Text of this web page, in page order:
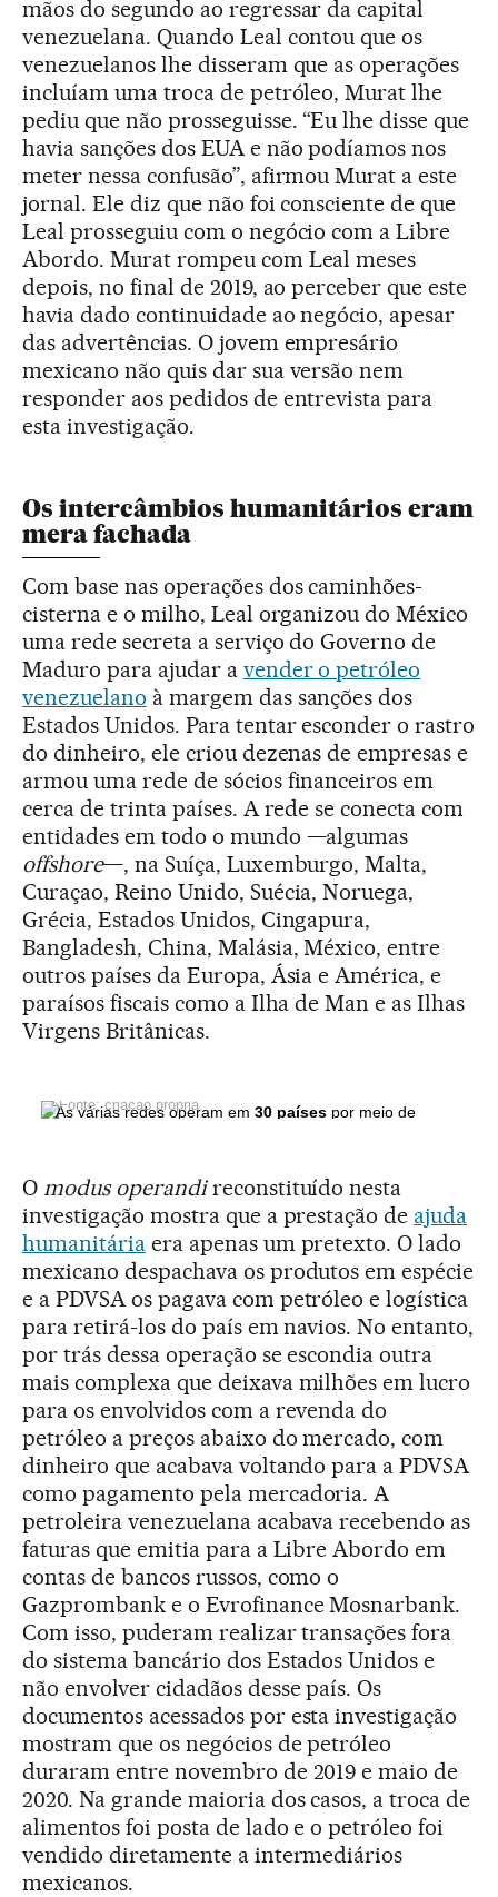
mãos do segundo ao regressar da capital
venezuelana. Quando Leal contou que os
venezuelanos lhe disseram que as operações
incluíam uma troca de petróleo, Murat lhe
pediu que não prosseguisse. “Eu lhe disse que
havia sanções dos EUA e não podíamos nos
meter nessa confusão”, afirmou Murat a este
jornal. Ele diz que não foi consciente de que
Leal prosseguiu com o negócio com a Libre
Abordo. Murat rompeu com Leal meses
depois, no final de 2019, ao perceber que este
havia dado continuidade ao negócio, apesar
das advertências. O jovem empresário
mexicano não quis dar sua versão nem
responder aos pedidos de entrevista para
esta investigação.
Os intercâmbios humanitários eram
mera fachada
Com base nas operações dos caminhões-
cisterna e o milho, Leal organizou do México
uma rede secreta a serviço do Governo de
Maduro para ajudar a vender o petróleo
venezuelano à margem das sanções dos
Estados Unidos. Para tentar esconder o rastro
do dinheiro, ele criou dezenas de empresas e
armou uma rede de sócios financeiros em
cerca de trinta países. A rede se conecta com
entidades em todo o mundo —algumas
offshore—, na Suíça, Luxemburgo, Malta,
Curaçao, Reino Unido, Suécia, Noruega,
Grécia, Estados Unidos, Cingapura,
Bangladesh, China, Malásia, México, entre
outros países da Europa, Ásia e América, e
paraísos fiscais como a Ilha de Man e as Ilhas
Virgens Britânicas.
As várias redes operam em30 países por meio de
Fonte: criação própria
O modus operandireconstituído nesta
investigação mostra que a prestação de ajuda
humanitáriaera apenas um pretexto. O lado
mexicano despachava os produtos em espécie
e a PDVSA os pagava com petróleo e logística
para retirá-los do país em navios. No entanto,
por trás dessa operação se escondia outra
mais complexa que deixava milhões em lucro
para os envolvidos com a revenda do
petróleo a preços abaixo do mercado, com
dinheiro que acabava voltando para a PDVSA
como pagamento pela mercadoria. A
petroleira venezuelana acabava recebendo as
faturas que emitia para a Libre Abordo em
contas de bancos russos, como o
Gazprombank e o Evrofinance Mosnarbank.
Com isso, puderam realizar transações fora
do sistema bancário dos Estados Unidos e
não envolver cidadãos desse país. Os
documentos acessados por esta investigação
mostram que os negócios de petróleo
duraram entre novembro de 2019 e maio de
2020. Na grande maioria dos casos, a troca de
alimentos foi posta de lado e o petróleo foi
vendido diretamente a intermediários
mexicanos.